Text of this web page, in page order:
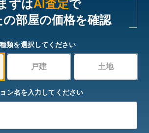
ずはAI査定で
の部屋の価格を確認
類を選択してください
戸建 土地
ン名を入力してください